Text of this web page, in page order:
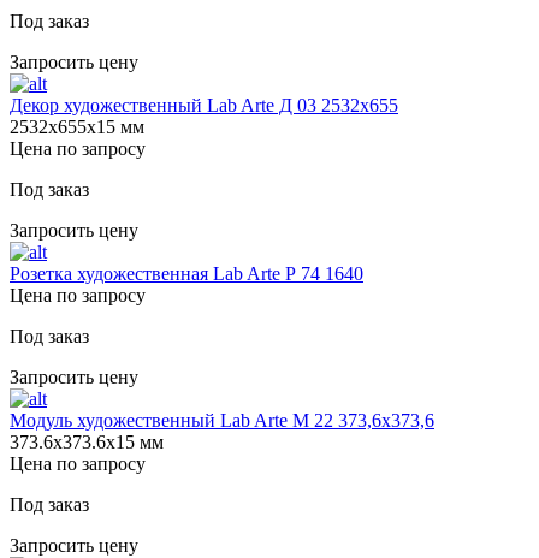
Под заказ
Запросить цену
Декор художественный Lab Arte Д 03 2532x655
2532х655х15 мм
Цена по запросу
Под заказ
Запросить цену
Розетка художественная Lab Arte Р 74 1640
Цена по запросу
Под заказ
Запросить цену
Модуль художественный Lab Arte М 22 373,6х373,6
373.6х373.6х15 мм
Цена по запросу
Под заказ
Запросить цену